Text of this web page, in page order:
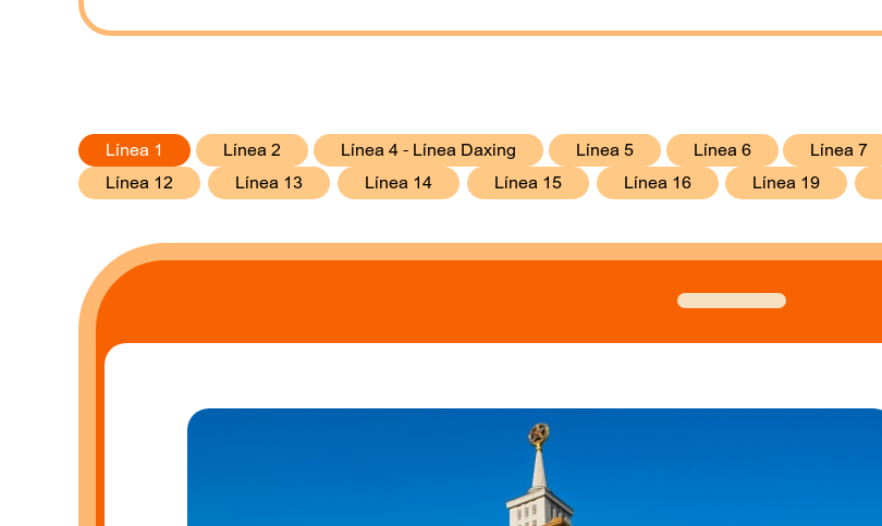
Línea 1 Línea 2 Línea 4 - Línea Daxing Línea 5 Línea 6 Línea 7
Línea 12
Línea 13 Línea 14 Línea 15 Línea 16 Línea 19